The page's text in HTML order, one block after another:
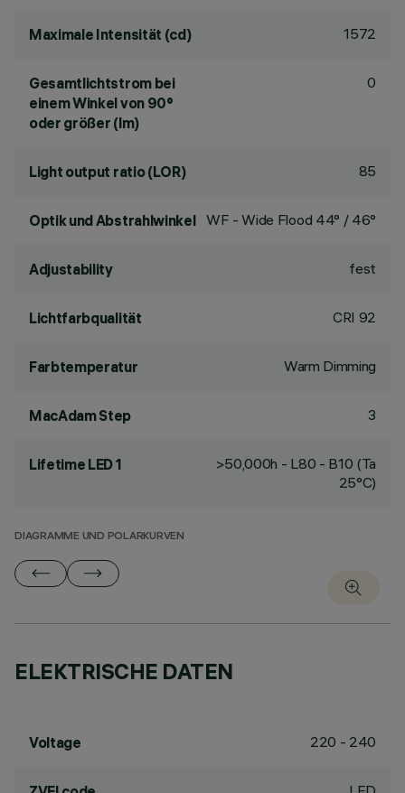
Maximale Intensität (cd) 1572
Gesamtlichtstrom bei
einem Winkel von 90°
oder größer (lm)
0
Light output ratio (LOR) 85
Optik und Abstrahlwinkel WF - Wide Flood 44° / 46°
Adjustability fest
Lichtfarbqualität CRI 92
Farbtemperatur Warm Dimming
MacAdam Step 3
Lifetime LED 1
>50,000h - L80 - B10 (Ta
25°C)
DIAGRAMME UND POLARKURVEN
ELEKTRISCHE DATEN
Voltage 220 - 240